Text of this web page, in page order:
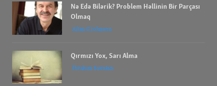
Nə Edə Bilərik? Problem Həllinin Bir Parçası
Olmaq
Allan G Johnson
Qırmızı Yox, Sarı Alma
İbrahım Savalan